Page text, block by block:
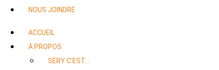
NOUS JOINDRE
ACCUEIL
À PROPOS
SERY C’EST…